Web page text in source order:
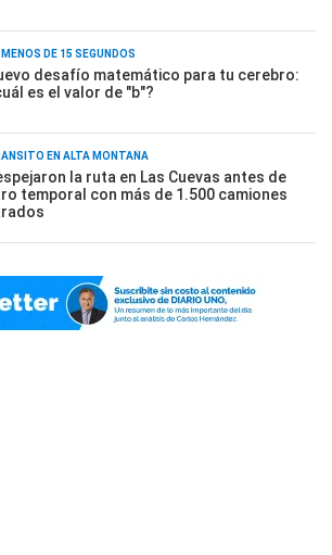
MENOS DE 15 SEGUNDOS
desafío matemático para tu cerebro:
es el valor de "b"?
EN ALTA MONTAÑA
la ruta en Las Cuevas antes de
temporal con más de 1.500 camiones